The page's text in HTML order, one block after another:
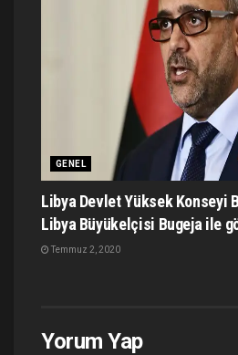
GENEL
Libya Devlet Yüksek Konseyi
Libya Büyükelçisi Bugeja ile
Temmuz 2, 2020
Yorum Yap